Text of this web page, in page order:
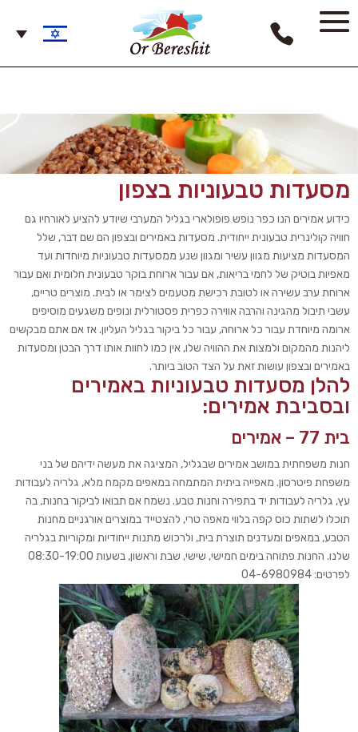
מסעדות טבעוניות בצפון
כידוע אמירים הנו כפר נופש פופולארי בגליל המערבי שיודע להציע לאורחיו גם
חוויה קולינרית טבעונית ייחודית. מסעדות באמירים ובצפון הם שם דבר, שלל
המסעדות מציעות מגוון עשיר ומגוון שנע ממסעדות טבעוניות מיוחדות ועד
מאפיות בוטיק של לחמי בריאות, אם עבור ארוחת בוקר טבעונית חלומית ואם עבור
ארוחת ערב עשירה או לטובת רכישת מטעמים לצימר או לבית. מוצרים טריים,
עשבי תיבול מהגינה והרבה אווירה כפרית פסטורלית ונופים משגעים מוסיפים
ארומה מיוחדת עבור כל ארוחה, עבור כל ביקור בגליל העליון. אז אם אתם מבקשים
ליהנות מהמקום ולמצות את ההוויה שלו, אין כמו לחוות אותו דרך הבטן ומסעדות
באמירים ובצפון עושות זאת על הצד הטוב ביותר.
להלן מסעדות טבעוניות באמירים
ובסביבת אמירים:
בית 77 – אמירים
חנות משפחתית במושב אמירים שבגליל, המציגה את מעשה ידיהם של בני
משפחת פיטרסון. מאפייה ביתית המתמחה במאפים מקמח מלא, גלריה לעבודות
עץ, גלריה לעבודות יד בתפירה וחנות טבע. נשמח אם תבואו לביקור בחנות, בה
תוכלו לשתות כוס קפה בלווי מאפה טרי, להצטייד במוצרים אורגניים מחנות
הטבע, במאפים ומעדנים תוצרת בית, ולרכוש מתנות ייחודיות ומקוריות בגלריה
שלנו. החנות פתוחה בימים חמישי, שישי, שבת וראשון, בשעות 08:30-19:00
לפרטים: 04-6980984